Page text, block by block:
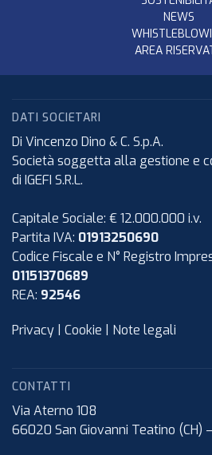
NEWS
AREA
DATI SOCIETARI
Di Vincenzo Dino & C. S.p.A.
Società soggetta alla gestione e
di IGEFI S.R.L.
Capitale Sociale: € 12.000.000 i.v.
Partita IVA: 01913250690
Codice Fiscale e N° Registro
01151370689
REA: 92546
Privacy Cookie Note legali
CONTATTI
Via Aterno 108
66020 San Giovanni Teatino (CH) –